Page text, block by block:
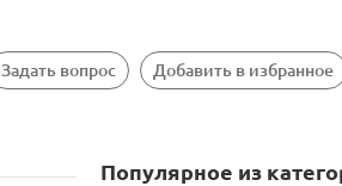
Задать вопрос Добавить в избранное
Популярное из